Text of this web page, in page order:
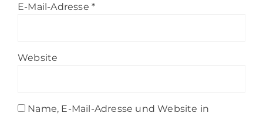
E-Mail-Adresse *
Website
Name, E-Mail-Adresse und Website in